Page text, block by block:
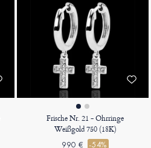
Frische Nr. 21 - Ohrringe
Weißgold 750 (18K)
990 € -54%